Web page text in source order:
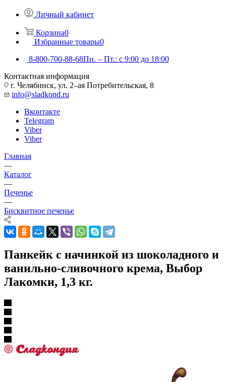
Личный кабинет
Корзина0
Избранные товары0
8-800-700-88-68Пн. – Пт.: с 9:00 до 18:00
Контактная информация
г. Челябинск, ул. 2–ая Потребительская, 8
info@sladkond.ru
Вконтакте
Telegram
Viber
Viber
Главная
—
Каталог
—
Печенье
—
Бисквитное печенье
Панкейк с начинкой из шоколадного и
ванильно-сливочного крема, Выбор
Лакомки, 1,3 кг.